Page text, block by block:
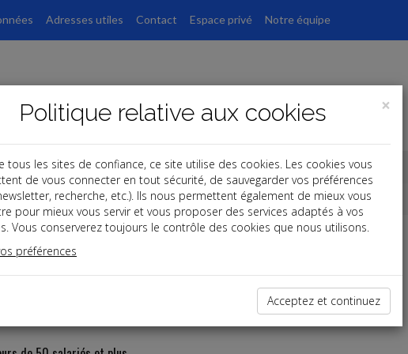
Adresses utiles Contact Espace privé Notre équipe
: décembre
×
Politique relative aux cookies
tous les sites de confiance, ce site utilise des cookies. Les cookies vous
de vous connecter en tout sécurité, de sauvegarder vos préférences
recherche, etc.). Ils nous permettent également de mieux vous
pour mieux vous servir et vous proposer des services adaptés à vos
Vous conserverez toujours le contrôle des cookies que nous utilisons.
préférences
Acceptez et continuez